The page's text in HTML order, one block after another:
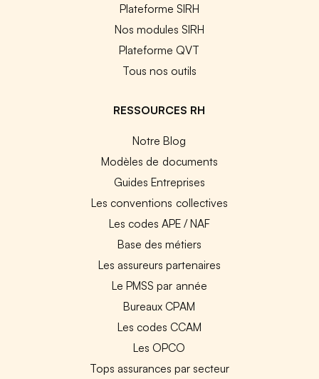
Plateforme SIRH
Nos modules SIRH
Plateforme QVT
Tous nos outils
RESSOURCES RH
Notre Blog
Modèles de documents
Guides Entreprises
Les conventions collectives
Les codes APE / NAF
Base des métiers
Les assureurs partenaires
Le PMSS par année
Bureaux CPAM
Les codes CCAM
Les OPCO
Tops assurances par secteur